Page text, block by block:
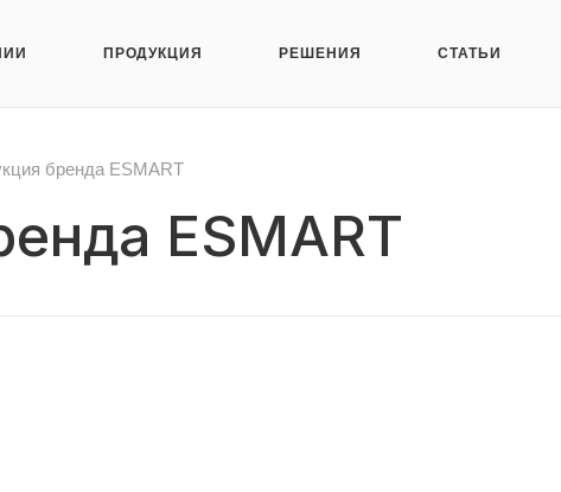
ПРОДУКЦИЯ РЕШЕНИЯ СТАТЬИ
бренда ESMART
ESMART